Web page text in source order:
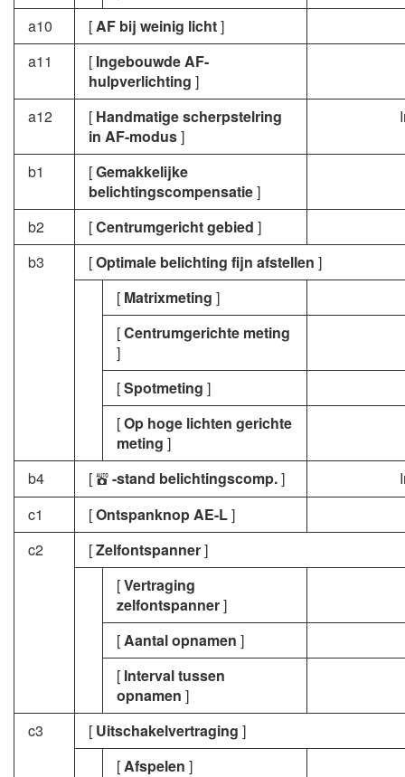
a10
[AF bij weinig licht]
a11
[ Ingebouwde AF-
hulpverlichting ]
a12
[ Handmatige scherpstelring
in AF-modus]
b1 [Gemakkelijke
belichtingscompensatie]
b2
[Centrumgericht gebied ]
b3
[Optimale belichting fijn afstellen ]
[ Matrixmeting ]
[Centrumgerichte meting
]
[Spotmeting ]
[Op hoge lichten gerichte
meting ]
b4
[ b -stand belichtingscomp.]
c1
[Ontspanknop AE-L]
c2
[Zelfontspanner]
[Vertraging
zelfontspanner]
[Aantal opnamen ]
[ Interval tussen
opnamen ]
c3
[ Uitschakelvertraging ]
[Afspelen ]